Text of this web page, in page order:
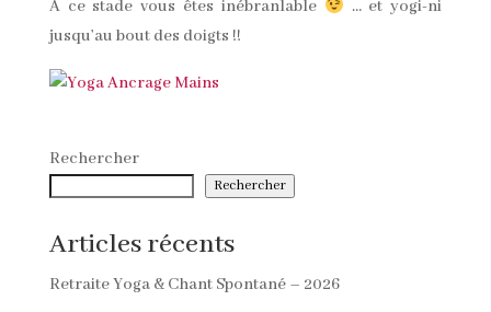
A ce stade vous êtes inébranlable
… et yogi-ni
jusqu’au bout des doigts !!
Rechercher
Rechercher
Articles récents
Retraite Yoga & Chant Spontané – 2026